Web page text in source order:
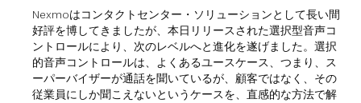
Nexmoはコンタクトセンター・ソリューションとして長い間
好評を博してきましたが、本日リリースされた選択型音声コ
ントロールにより、次のレベルへと進化を遂げました。選択
的音声コントロールは、よくあるユースケース、つまり、ス
ーパーバイザーが通話を聞いているが、顧客ではなく、その
従業員にしか聞こえないというケースを、直感的な方法で解